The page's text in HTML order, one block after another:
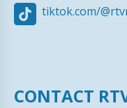
tiktok.com/
CONTACT